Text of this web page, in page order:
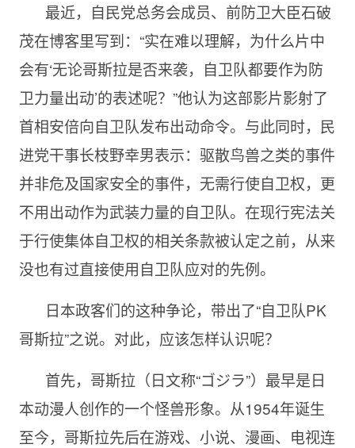
最近，自民党总务会成员、前防卫大臣石破
茂在博客里写到：“实在难以理解，为什么片中
会有‘无论哥斯拉是否来袭，自卫队都要作为防
卫力量出动’的表述呢？”他认为这部影片影射了
首相安倍向自卫队发布出动命令。与此同时，民
进党干事长枝野幸男表示：驱散鸟兽之类的事件
并非危及国家安全的事件，无需行使自卫权，更
不用出动作为武装力量的自卫队。在现行宪法关
于行使集体自卫权的相关条款被认定之前，从来
没也有过直接使用自卫队应对的先例。
日本政客们的这种争论，带出了“自卫队PK
哥斯拉”之说。对此，应该怎样认识呢？
首先，哥斯拉（日文称“ゴジラ”）最早是日
本动漫人创作的一个怪兽形象。从1954年诞生
至今，哥斯拉先后在游戏、小说、漫画、电视连